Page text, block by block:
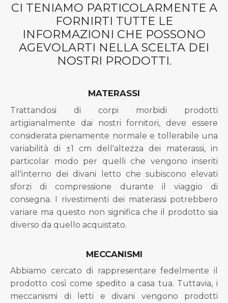
CI TENIAMO PARTICOLARMENTE A
FORNIRTI TUTTE LE
INFORMAZIONI CHE POSSONO
AGEVOLARTI NELLA SCELTA DEI
NOSTRI PRODOTTI.
MATERASSI
Trattandosi di corpi morbidi prodotti
artigianalmente dai nostri fornitori, deve essere
considerata pienamente normale e tollerabile una
variabilità di ±1 cm dell'altezza dei materassi, in
particolar modo per quelli che vengono inseriti
all'interno dei divani letto che subiscono elevati
sforzi di compressione durante il viaggio di
consegna. I rivestimenti dei materassi potrebbero
variare ma questo non significa che il prodotto sia
diverso da quello acquistato.
MECCANISMI
Abbiamo cercato di rappresentare fedelmente il
prodotto così come spedito a casa tua. Tuttavia, i
meccanismi di letti e divani vengono prodotti